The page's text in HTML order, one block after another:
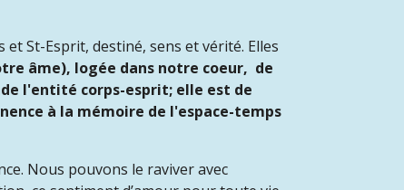
et St-Esprit, destiné, sens et vérité. Elles
âme), logée dans notre coeur, de
l'entité corps-esprit; elle est de
à la mémoire de l'espace-temps
Nous pouvons le raviver avec